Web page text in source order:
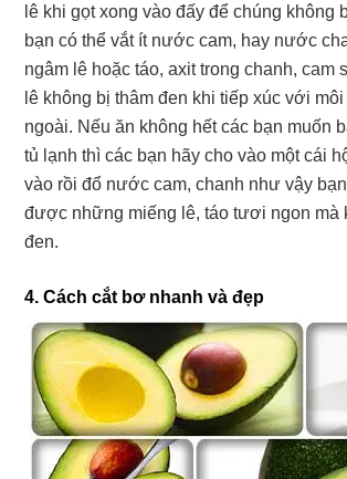
lê khi gọt xong vào đấy để chúng không
bạn có thể vắt ít nước cam, hay nước
ngâm lê hoặc táo, axit trong chanh, cam
lê không bị thâm đen khi tiếp xúc với
ngoài. Nếu ăn không hết các bạn muốn
tủ lạnh thì các bạn hãy cho vào một cái
vào rồi đổ nước cam, chanh như vậy
được những miếng lê, táo tươi ngon mà
đen.
4. Cách cắt bơ nhanh và đẹp